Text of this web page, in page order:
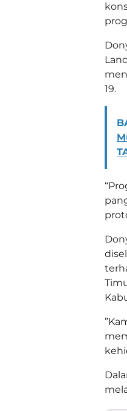
19.